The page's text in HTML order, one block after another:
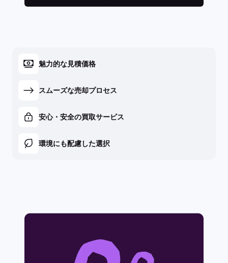
魅力的な見積価格
スムーズな売却プロセス
安心・安全の買取サービス
環境にも配慮した選択